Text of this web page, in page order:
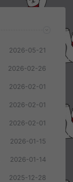
2026-05-21
2026-02-26
2026-02-01
2026-02-01
2026-02-01
2026-01-15
2026-01-14
2025-12-28